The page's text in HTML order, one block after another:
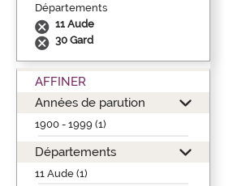
Départements
11 Aude
30 Gard
AFFINER
Années de parution
1900 - 1999 (1)
Départements
11 Aude (1)